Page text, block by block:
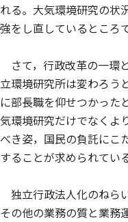
れる。大気環境研究の状
強をし直しているところ
さて，行政改革の一環
立環境研究所は変わろう
に部長職を仰せつかった
気環境研究だけでなくよ
べき姿，国民の負託にこ
することが求められてい
独立行政法人化のねら
その他の業務の質と業務